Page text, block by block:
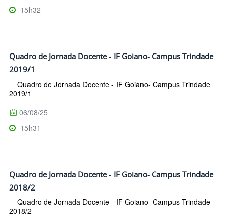
15h32
Quadro de Jornada Docente - IF Goiano- Campus Trindade
2019/1
Quadro de Jornada Docente - IF Goiano- Campus Trindade
2019/1
06/08/25
15h31
Quadro de Jornada Docente - IF Goiano- Campus Trindade
2018/2
Quadro de Jornada Docente - IF Goiano- Campus Trindade
2018/2